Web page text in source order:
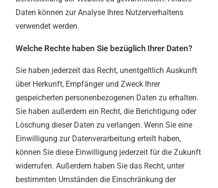
Daten können zur Analyse Ihres Nutzerverhaltens
verwendet werden.
Welche Rechte haben Sie bezüglich Ihrer Daten?
Sie haben jederzeit das Recht, unentgeltlich Auskunft
über Herkunft, Empfänger und Zweck Ihrer
gespeicherten personenbezogenen Daten zu erhalten.
Sie haben außerdem ein Recht, die Berichtigung oder
Löschung dieser Daten zu verlangen. Wenn Sie eine
Einwilligung zur Datenverarbeitung erteilt haben,
können Sie diese Einwilligung jederzeit für die Zukunft
widerrufen. Außerdem haben Sie das Recht, unter
bestimmten Umständen die Einschränkung der